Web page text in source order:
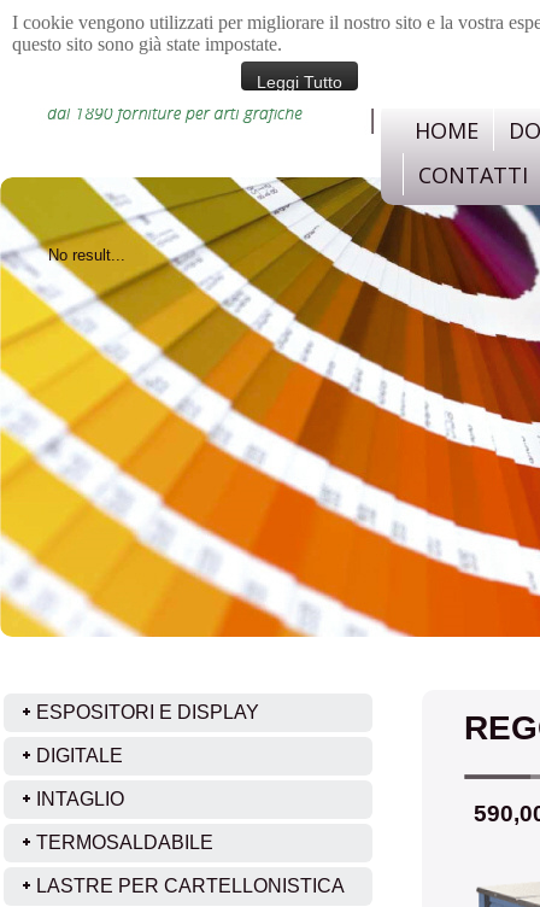
I cookie vengono utilizzati per migliorare il nostro sito e la vostra
questo sito sono già state impostate.
Leggi Tutto
HOME
CONTATTI
No result...
ESPOSITORI E DISPLAY
DIGITALE
INTAGLIO
TERMOSALDABILE
LASTRE PER CARTELLONISTICA
59